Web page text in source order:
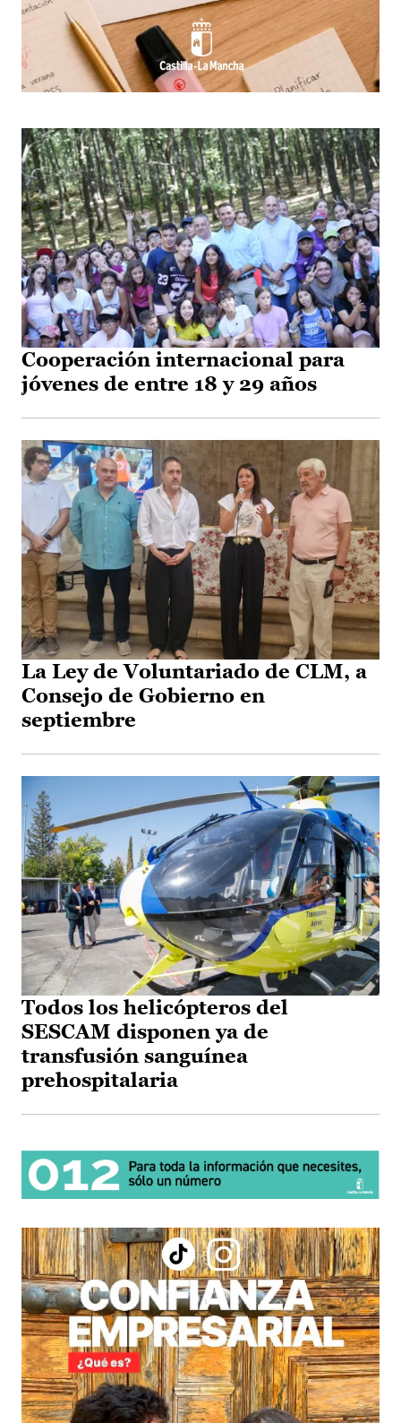
Cooperación internacional para
jóvenes de entre 18 y 29 años
La Ley de Voluntariado de CLM, a
Consejo de Gobierno en
septiembre
Todos los helicópteros del
SESCAM disponen ya de
transfusión sanguínea
prehospitalaria